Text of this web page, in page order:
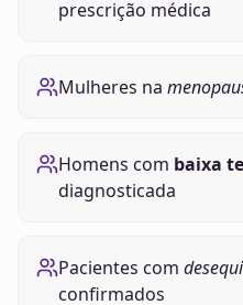
prescrição médica
Mulheres na
Homens com baixa
diagnosticada
Pacientes com
confirmados